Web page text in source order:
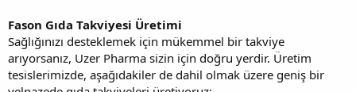
Fason Gıda Takviyesi Üretimi
Sağlığınızı desteklemek için mükemmel bir takviye
arıyorsanız, Uzer Pharma sizin için doğru yerdir. Üretim
tesislerimizde, aşağıdakiler de dahil olmak üzere geniş bir